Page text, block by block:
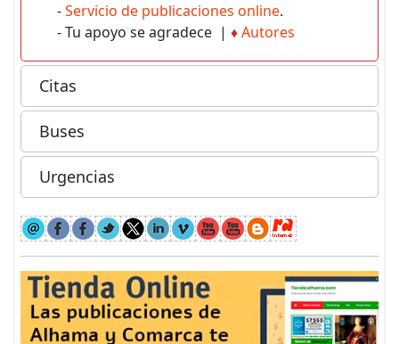
-Servicio de publicaciones online.
- Tu apoyo se agradece | ♦Autores
Citas
Buses
Urgencias